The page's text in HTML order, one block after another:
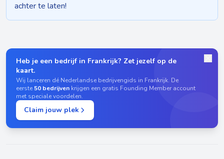
achter te laten!
Heb je een bedrijf in Frankrijk? Zet jezelf op de
kaart.
Wij lanceren dé Nederlandse bedrijvengids in Frankrijk. De
eerste50 bedrijven krijgen een gratis Founding Member account
met speciale voordelen.
Claim jouw plek